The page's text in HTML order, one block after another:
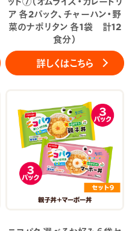
ア 各2パック、チャーハン・野
菜のナポリタン 各1袋 計12
食分）
詳しくはこちら